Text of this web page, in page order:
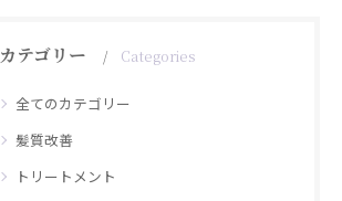
カテゴリー Categories
全てのカテゴリー
髪質改善
トリートメント